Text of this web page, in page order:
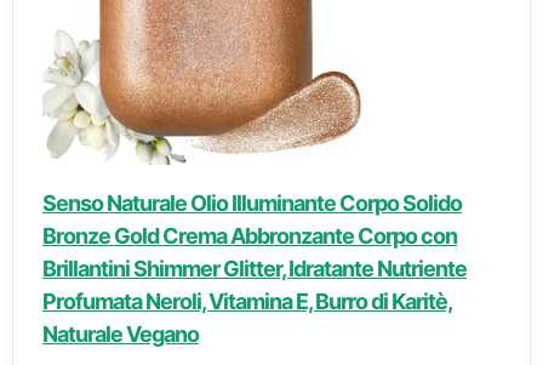
Senso Naturale Olio Illuminante Corpo Solido
Bronze Gold Crema Abbronzante Corpo con
Brillantini Shimmer Glitter, Idratante Nutriente
Profumata Neroli, Vitamina E, Burro di Karitè,
Naturale Vegano